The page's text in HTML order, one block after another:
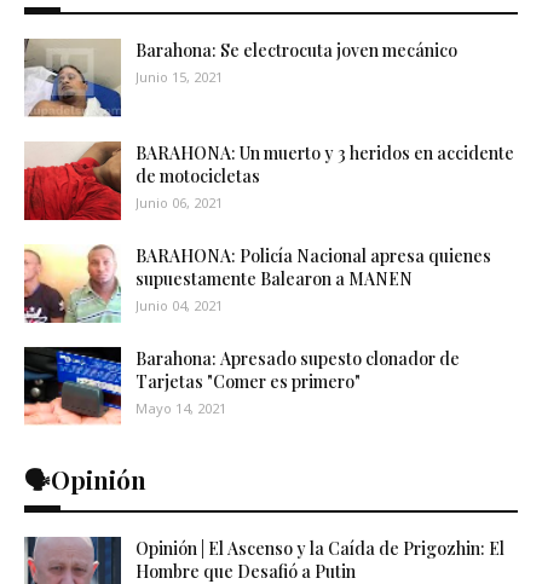
Barahona: Se electrocuta joven mecánico
Junio 15, 2021
BARAHONA: Un muerto y 3 heridos en accidente
de motocicletas
Junio 06, 2021
BARAHONA: Policía Nacional apresa quienes
supuestamente Balearon a MANEN
Junio 04, 2021
Barahona: Apresado supesto clonador de
Tarjetas "Comer es primero"
Mayo 14, 2021
🗣️Opinión
Opinión | El Ascenso y la Caída de Prigozhin: El
Hombre que Desafió a Putin